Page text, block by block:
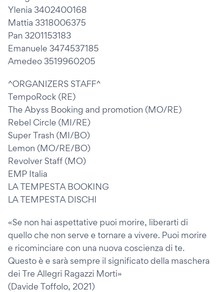
Ylenia 3402400168
Mattia 3318006375
Pan 3201153183
Emanuele 3474537185
Amedeo 3519960205
^ORGANIZERS STAFF^
TempoRock (RE)
The Abyss Booking and promotion (MO/RE)
Rebel Circle (MI/RE)
Super Trash (MI/BO)
Lemon (MO/RE/BO)
Revolver Staff (MO)
EMP Italia
LA TEMPESTA BOOKING
LA TEMPESTA DISCHI
«Se non hai aspettative puoi morire, liberarti di
quello che non serve e tornare a vivere. Puoi morire
e ricominciare con una nuova coscienza di te.
Questo è e sarà sempre il significato della maschera
dei Tre Allegri Ragazzi Morti»
(Davide Toffolo, 2021)